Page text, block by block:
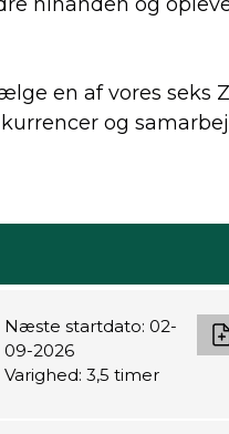
en af vores seks
og
Næste startdato: 02-
09-2026
Varighed: 3,5 timer